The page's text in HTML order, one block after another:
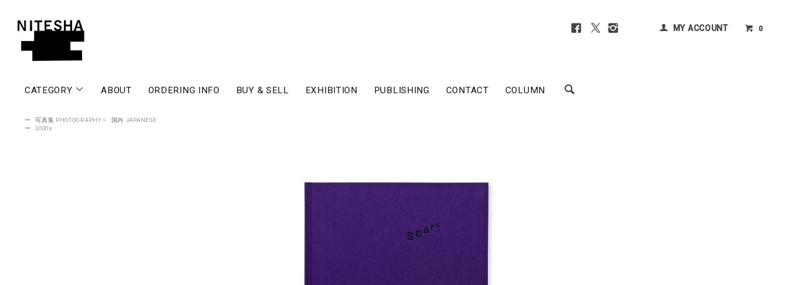
MY ACCOUNT 0
CATEGORY ABOUT ORDERING INFO BUY & SELL EXHIBITION PUBLISHING CONTACT COLUMN
ー 写真集 PHOTOGRAPHY >
国内 JAPANESE
ー
2000s